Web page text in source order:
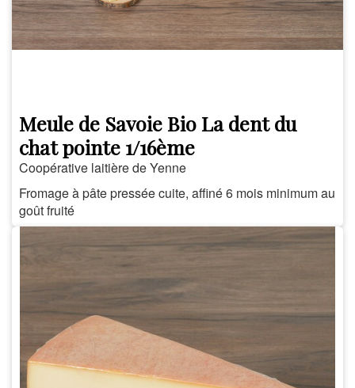
Meule de Savoie Bio La dent du
chat pointe 1/16ème
Coopérative laitière de Yenne
Fromage à pâte pressée cuite, affiné 6 mois minimum au
goût fruité